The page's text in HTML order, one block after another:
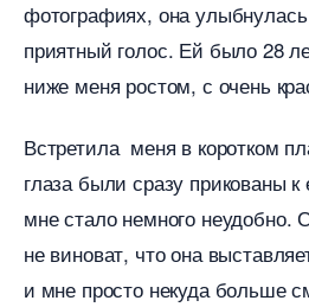
фотографиях, она
приятный голос. Ей было 28
ниже меня ростом, с очень
стретила меня в коротком
лаза были сразу прикованы к
мне стало немного неудобно.
не виноват, что она
и мне просто некуда больше